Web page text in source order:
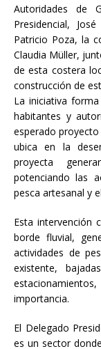
Autoridades de
Presidencial,
Patricio Poza, la
Claudia Müller,
de esta costera
construcción de
La iniciativa
habitantes y
esperado
ubica en la
proyecta
potenciando las
pesca artesanal y
Esta intervención
borde fluvial,
actividades de
existente,
importancia.
El Delegado
es un sector